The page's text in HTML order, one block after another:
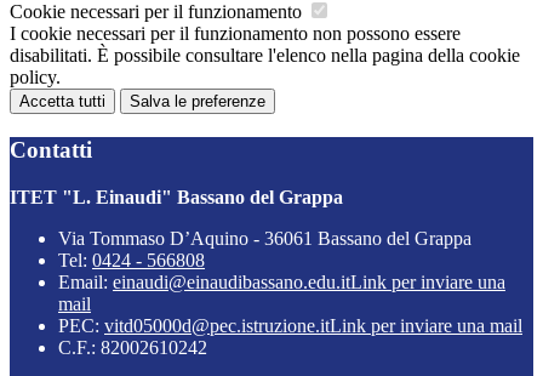
Cookie necessari per il funzionamento
I cookie necessari per il funzionamento non possono essere
disabilitati. È possibile consultare l'elenco nella pagina della cookie
policy.
Accetta tutti Salva le preferenze
Contatti
ITET "L. Einaudi" Bassano del Grappa
Via Tommaso D’Aquino - 36061 Bassano del Grappa
Tel: 0424 - 566808
Email: einaudi@einaudibassano.edu.itLink per inviare una
mail
PEC: vitd05000d@pec.istruzione.itLink per inviare una mail
C.F.: 82002610242